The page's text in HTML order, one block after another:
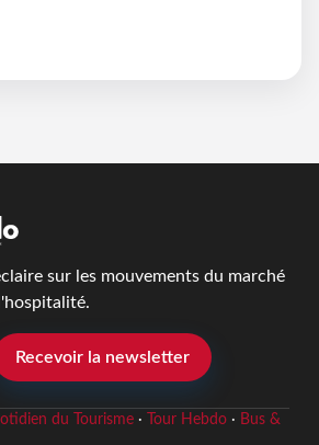
sur les mouvements du marché
Recevoir la newsletter
du Tourisme· Tour Hebdo· Bus &